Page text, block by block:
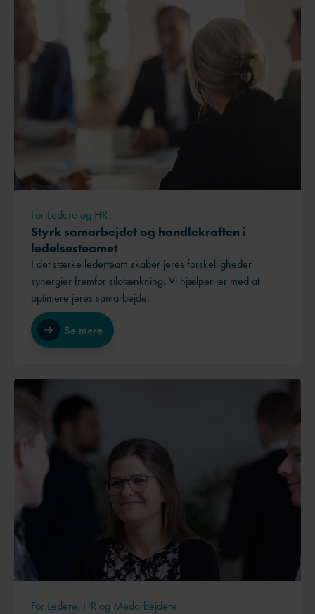
For Ledere og HR
Styrk samarbejdet og handlekraften i
ledelsesteamet
I det stærke lederteam skaber jeres forskelligheder
synergier fremfor silotænkning. Vi hjælper jer med at
optimere jeres samarbejde.
Se mere
For Ledere, HR og Medarbejdere